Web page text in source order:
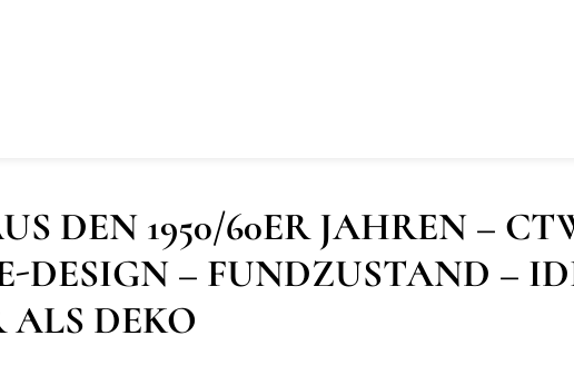
DEN 1950/60ER JAHREN –
DESIGN – FUNDZUSTAND –
ALS DEKO